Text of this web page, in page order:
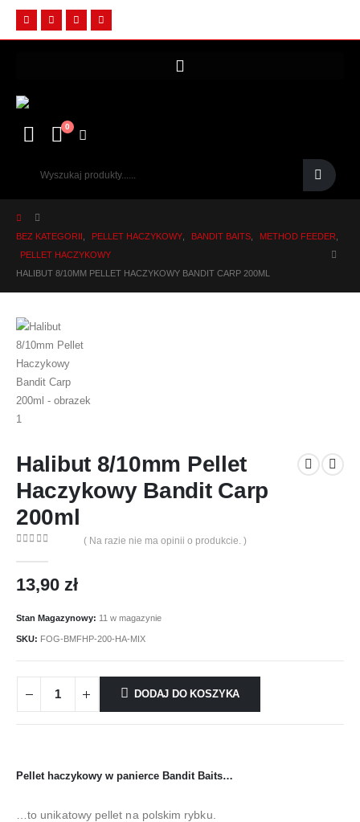
0
BEZ KATEGORII PELLET HACZYKOWY BANDIT BAITS METHOD FEEDER
PELLET HACZYKOWY
HALIBUT 8/10MM PELLET HACZYKOWY BANDIT CARP 200ML
Halibut 8/10mm Pellet
Haczykowy Bandit Carp
200ml
( Na razie nie ma opinii o produkcie. )
13,90 zł
Stan Magazynowy: 11 w magazynie
SKU: FOG-BMFHP-200-HA-MIX
DODAJ DO KOSZYKA
Pellet haczykowy w panierce Bandit Baits…
…to unikatowy pellet na polskim rybku.